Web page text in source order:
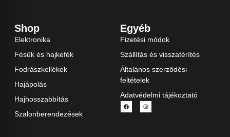
Shop
Elektronika
Fésűk és hajkefék
Fodrászkellékek
Hajápolás
Hajhosszabbítás
Szalonberendezések
Egyéb
Fizetési módok
Szállítás és visszatérítés
Általános szerződési
feltételek
Adatvédelmi tájékoztató